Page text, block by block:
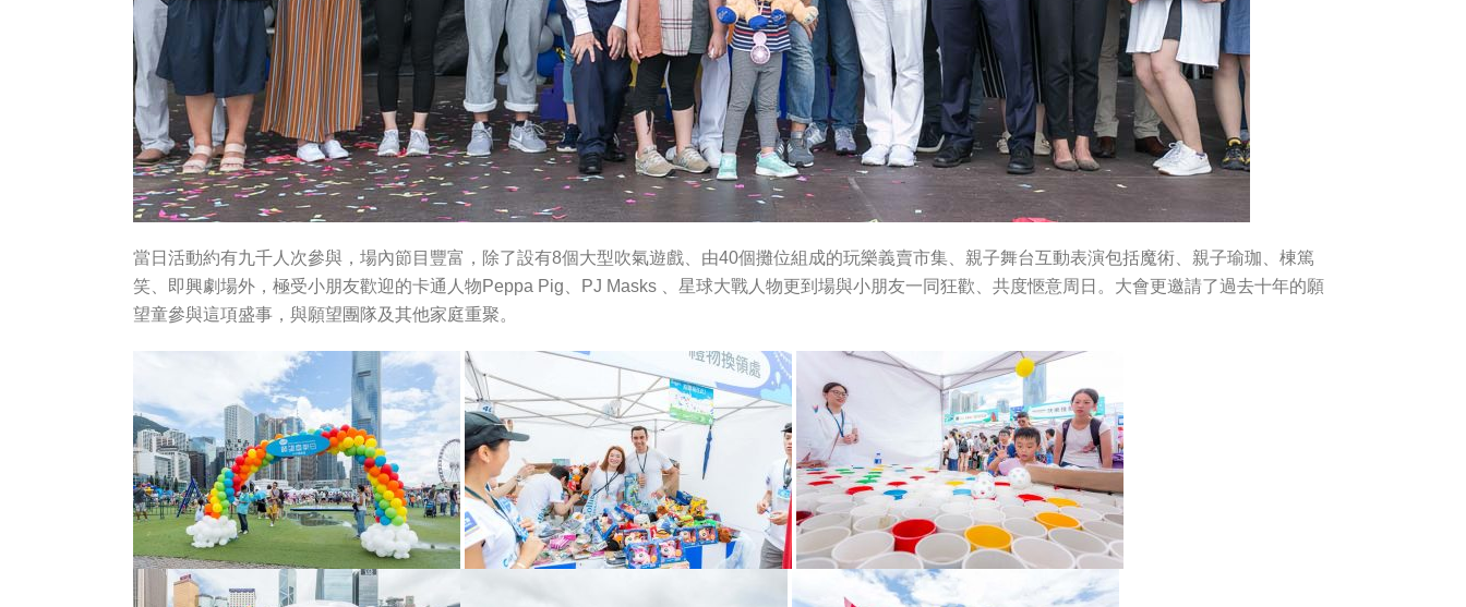
當日活動約有九千人次參與，場內節目豐富，除了設有8個大型吹氣遊戲、由40個攤位組成的玩樂義賣市集、親子舞台互動表演包括魔術、親子瑜珈、棟篤
笑、即興劇場外，極受小朋友歡迎的卡通人物Peppa Pig、PJ Masks 、星球大戰人物更到場與小朋友一同狂歡、共度愜意周日。大會更邀請了過去十年的願
望童參與這項盛事，與願望團隊及其他家庭重聚。